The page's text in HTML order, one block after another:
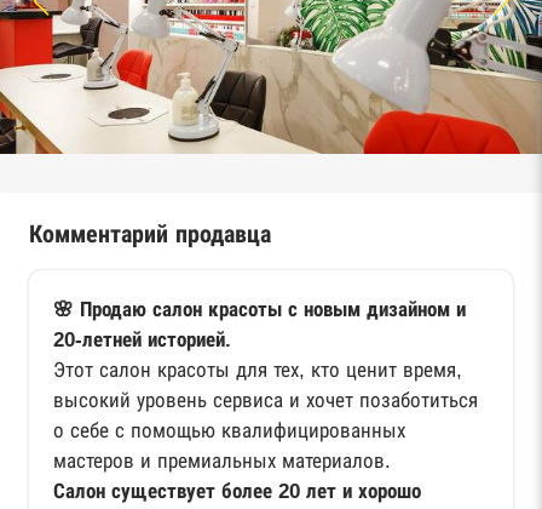
Комментарий продавца
🌸 Продаю салон красоты с новым дизайном и
20-летней историей.
Этот салон красоты для тех, кто ценит время,
высокий уровень сервиса и хочет позаботиться
о себе с помощью квалифицированных
мастеров и премиальных материалов.
Салон существует более 20 лет и хорошо